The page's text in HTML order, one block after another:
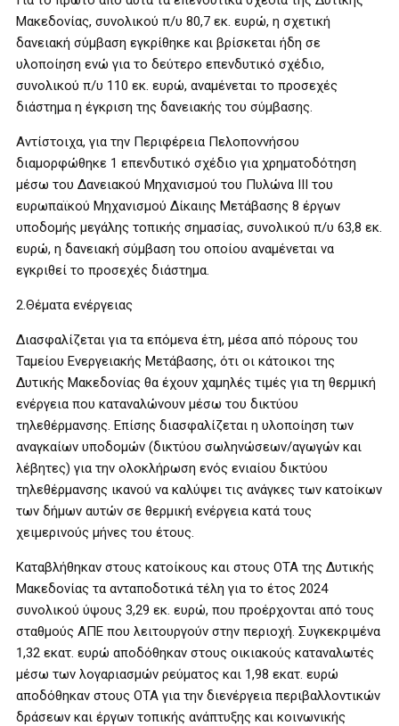
Μακεδονίας, συνολικού π/υ 80,7 εκ. ευρώ, η σχετική
δανειακή σύμβαση εγκρίθηκε και βρίσκεται ήδη σε
υλοποίηση ενώ για το δεύτερο επενδυτικό σχέδιο,
συνολικού π/υ 110 εκ. ευρώ, αναμένεται το προσεχές
διάστημα η έγκριση της δανειακής του σύμβασης.
Αντίστοιχα, για την Περιφέρεια Πελοποννήσου
διαμορφώθηκε 1 επενδυτικό σχέδιο για χρηματοδότηση
μέσω του Δανειακού Μηχανισμού του Πυλώνα ΙΙΙ του
ευρωπαϊκού Μηχανισμού Δίκαιης Μετάβασης 8 έργων
υποδομής μεγάλης τοπικής σημασίας, συνολικού π/υ 63,8 εκ.
ευρώ, η δανειακή σύμβαση του οποίου αναμένεται να
εγκριθεί το προσεχές διάστημα.
2.Θέματα ενέργειας
Διασφαλίζεται για τα επόμενα έτη, μέσα από πόρους του
Ταμείου Ενεργειακής Μετάβασης, ότι οι κάτοικοι της
Δυτικής Μακεδονίας θα έχουν χαμηλές τιμές για τη θερμική
ενέργεια που καταναλώνουν μέσω του δικτύου
τηλεθέρμανσης. Επίσης διασφαλίζεται η υλοποίηση των
αναγκαίων υποδομών (δικτύου σωληνώσεων/αγωγών και
λέβητες) για την ολοκλήρωση ενός ενιαίου δικτύου
τηλεθέρμανσης ικανού να καλύψει τις ανάγκες των κατοίκων
των δήμων αυτών σε θερμική ενέργεια κατά τους
χειμερινούς μήνες του έτους.
Καταβλήθηκαν στους κατοίκους και στους ΟΤΑ της Δυτικής
Μακεδονίας τα ανταποδοτικά τέλη για το έτος 2024
συνολικού ύψους 3,29 εκ. ευρώ, που προέρχονται από τους
σταθμούς ΑΠΕ που λειτουργούν στην περιοχή. Συγκεκριμένα
1,32 εκατ. ευρώ αποδόθηκαν στους οικιακούς καταναλωτές
μέσω των λογαριασμών ρεύματος και 1,98 εκατ. ευρώ
αποδόθηκαν στους ΟΤΑ για την διενέργεια περιβαλλοντικών
δράσεων και έργων τοπικής ανάπτυξης και κοινωνικής